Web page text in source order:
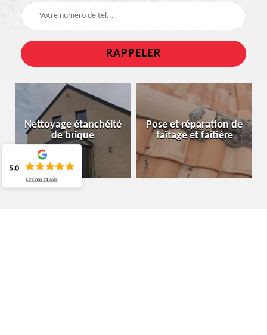
Nettoyage étanchéité
de brique
Pose et réparation de
faîtage et faîtière
5.0
Lire nos71 avis